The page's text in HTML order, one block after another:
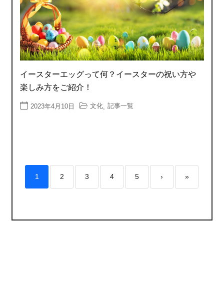
イースターエッグって何？イースターの祝い方や
楽しみ方をご紹介！
2023年4月10日 文化, 記事一覧
1 2 3 4 5 › »